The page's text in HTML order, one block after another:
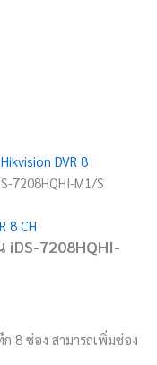
Hikvision DVR 8
7208HQHI-M1/S
8 CH
iDS-7208HQHI-
ก 8 ช่อง สามารถเพิ่มช่อง